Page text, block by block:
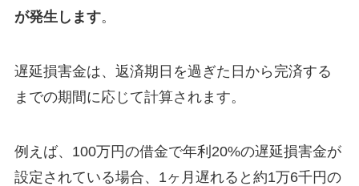
が発生します。
遅延損害金は、返済期日を過ぎた日から完済する
までの期間に応じて計算されます。
例えば、100万円の借金で年利20%の遅延損害金が
設定されている場合、1ヶ月遅れると約1万6千円の